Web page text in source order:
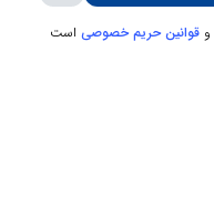
و قوانین حریم‌ خصوصی است